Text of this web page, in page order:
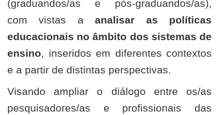
(graduandos/as e pós-graduandos/as),
com vistas aanalisar as políticas
educacionais no âmbito dos sistemas de
ensino, inseridos em diferentes contextos
e a partir de distintas perspectivas.
Visando ampliar o diálogo entre os/as
pesquisadores/as e profissionais das